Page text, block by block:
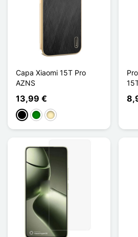
Capa Xiaomi 15T Pro
AZNS
13,99 €
PretoVerdeOuro